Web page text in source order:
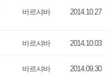
바르샤바 2014.10.27
바르샤바 2014.10.03
바르샤바 2014.09.30